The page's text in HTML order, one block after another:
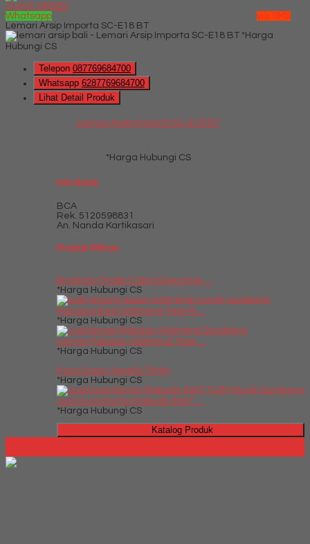
QUICK ORDER
Whatsapp
via SMS
Lemari Arsip Importa SC-E18 BT
*Harga
Hubungi CS
Telepon 087769684700
Whatsapp 6287769684700
Lihat Detail Produk
Lemari Arsip Importa SC-E18 BT
*Harga Hubungi CS
Info Bank
BCA
Rek. 5120598831
An. Nanda Kartikasari
Produk Pilihan
Brankas Chubb Cobra Executive ....
*Harga Hubungi CS
Ranjang Besi Orbitrend Type Ri....
*Harga Hubungi CS
Lemari Pakaian Orbitrend Type ....
*Harga Hubungi CS
Kursi Susun Savello Trinity
*Harga Hubungi CS
Jual Kursi Kantor Rakuda 4937 ....
*Harga Hubungi CS
Katalog Produk